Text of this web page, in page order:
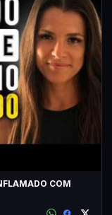
COM